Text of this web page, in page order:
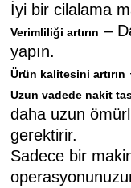
İyi bir cilalama
Verimliliği artırın –
yapın.
Ürün kalitesini artırın
Uzun vadede nakit
daha uzun
gerektirir.
Sadece bir